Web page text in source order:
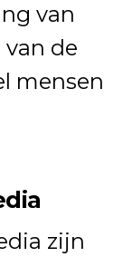
van
de
mensen
zijn